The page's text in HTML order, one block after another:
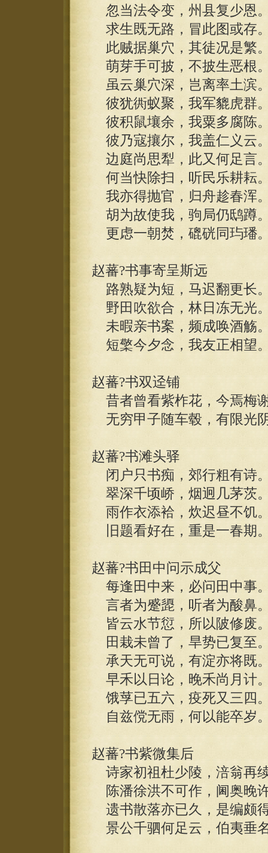
忽当法令变，州县复少恩
求生既无路，冒此图或存
此贼据巢穴，其徒况是繁
萌芽手可披，不披生恶根
虽云巢穴深，岂离率土滨
彼犹衖蚁聚，我军貔虎群
彼积鼠壤余，我粟多腐陈
彼乃寇攘尔，我盖仁义云
边庭尚思犁，此又何足言
何当快除扫，听民乐耕耘
我亦得抛官，归舟趁春浑
胡为故使我，驹局仍鸱蹲
更虑一朝焚，磇硄同玙璠
赵蕃?书事寄呈斯远
路熟疑为短，马迟翻更长
野田吹欲合，林日冻无光
未暇亲书案，频成唤酒觞
短檠今夕念，我友正相望
赵蕃?书双迳铺
昔者曾看紫柞花，今焉梅
无穷甲子随车毂，有限光
赵蕃?书滩头驿
闭户只书痴，郊行粗有诗
翠深千顷峤，烟迥几茅茨
雨作衣添袷，炊迟昼不饥
旧题看好在，重是一春期
赵蕃?书田中问示成父
每逢田中来，必问田中事
言者为蹙頾，听者为酸鼻
皆云水节愆，所以陂修废
田栽未曾了，旱势已复至
承天无可说，有淀亦将既
早禾以日论，晚禾尚月计
饿莩已五六，疫死又三四
自兹傥无雨，何以能卒岁
赵蕃?书紫微集后
诗家初祖杜少陵，涪翁再
陈潘徐洪不可作，阃奥晚
遗书散落亦已久，是编颇
景公千驷何足云，伯夷垂